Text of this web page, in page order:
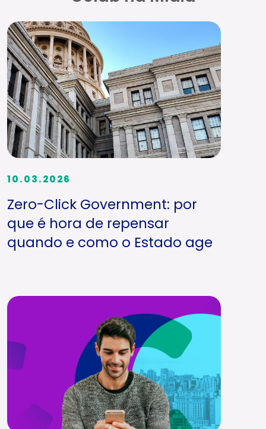
10.03.2026
Zero-Click Government: por
que é hora de repensar
quando e como o Estado age